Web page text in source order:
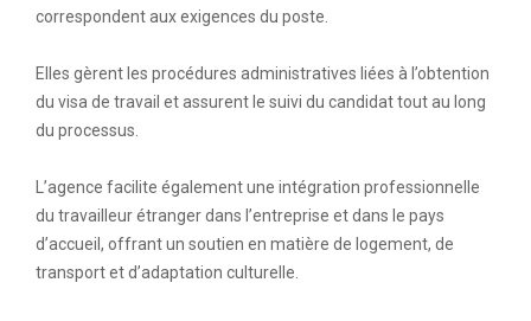
correspondent aux exigences du poste.
Elles gèrent les procédures administratives liées à l’obtention
du visa de travail et assurent le suivi du candidat tout au long
du processus.
L’agence facilite également une intégration professionnelle
du travailleur étranger dans l’entreprise et dans le pays
d’accueil, offrant un soutien en matière de logement, de
transport et d’adaptation culturelle.